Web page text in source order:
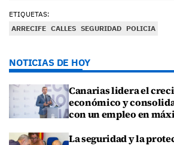
ETIQUETAS:
ARRECIFE CALLES SEGURIDAD POLICIA
NOTICIAS DE HOY
Canarias lidera el
económico y
con un empleo en
La seguridad y la